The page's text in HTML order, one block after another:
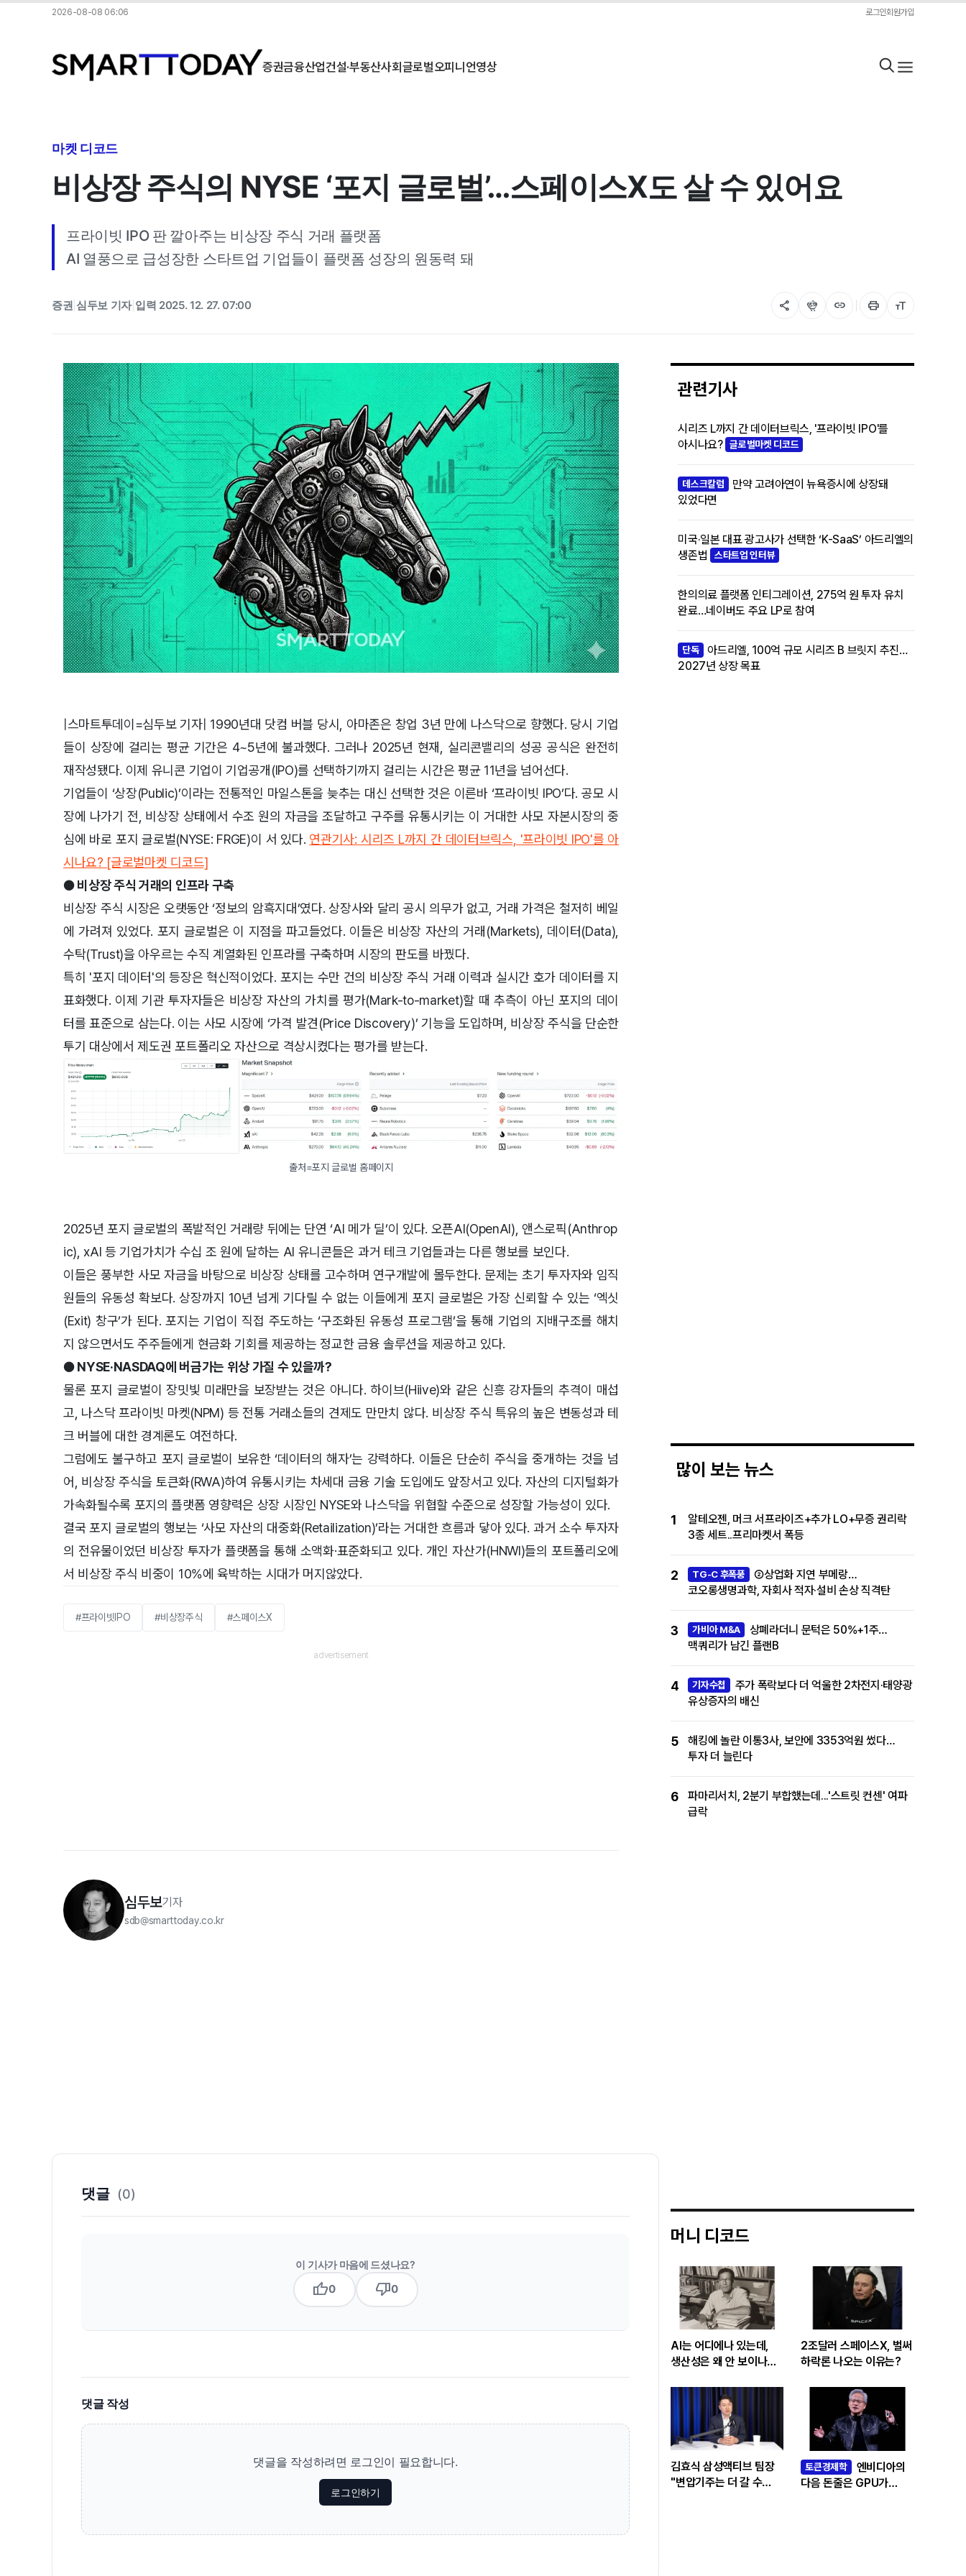
2026-08-08 06:06 로그인회원가입
증권금융산업건설·부동산사회글로벌오피니언영상
마켓 디코드
비상장 주식의 NYSE ‘포지 글로벌’…스페이스X도 살 수 있어요
프라이빗 IPO 판 깔아주는 비상장 주식 거래 플랫폼
AI 열풍으로 급성장한 스타트업 기업들이 플랫폼 성장의 원동력 돼
증권 심두보 기자| 입력 2025. 12. 27. 07:00 share flutter_dash link print format_size
|스마트투데이=심두보 기자| 1990년대 닷컴 버블 당시, 아마존은 창업 3년 만에 나스닥으로 향했다. 당시 기업
들이 상장에 걸리는 평균 기간은 4~5년에 불과했다. 그러나 2025년 현재, 실리콘밸리의 성공 공식은 완전히
재작성됐다. 이제 유니콘 기업이 기업공개(IPO)를 선택하기까지 걸리는 시간은 평균 11년을 넘어선다.
기업들이 ‘상장(Public)’이라는 전통적인 마일스톤을 늦추는 대신 선택한 것은 이른바 ‘프라이빗 IPO’다. 공모 시
장에 나가기 전, 비상장 상태에서 수조 원의 자금을 조달하고 구주를 유통시키는 이 거대한 사모 자본시장의 중
심에 바로 포지 글로벌(NYSE: FRGE)이 서 있다. 연관기사: 시리즈 L까지 간 데이터브릭스, '프라이빗 IPO'를 아
시나요? [글로벌마켓 디코드]
● 비상장 주식 거래의 인프라 구축
비상장 주식 시장은 오랫동안 ‘정보의 암흑지대’였다. 상장사와 달리 공시 의무가 없고, 거래 가격은 철저히 베일
에 가려져 있었다. 포지 글로벌은 이 지점을 파고들었다. 이들은 비상장 자산의 거래(Markets), 데이터(Data),
수탁(Trust)을 아우르는 수직 계열화된 인프라를 구축하며 시장의 판도를 바꿨다.
특히 '포지 데이터'의 등장은 혁신적이었다. 포지는 수만 건의 비상장 주식 거래 이력과 실시간 호가 데이터를 지
표화했다. 이제 기관 투자자들은 비상장 자산의 가치를 평가(Mark-to-market)할 때 추측이 아닌 포지의 데이
터를 표준으로 삼는다. 이는 사모 시장에 ‘가격 발견(Price Discovery)’ 기능을 도입하며, 비상장 주식을 단순한
투기 대상에서 제도권 포트폴리오 자산으로 격상시켰다는 평가를 받는다.
출처=포지 글로벌 홈페이지
2025년 포지 글로벌의 폭발적인 거래량 뒤에는 단연 ‘AI 메가 딜’이 있다. 오픈AI(OpenAI), 앤스로픽(Anthrop
ic), xAI 등 기업가치가 수십 조 원에 달하는 AI 유니콘들은 과거 테크 기업들과는 다른 행보를 보인다.
이들은 풍부한 사모 자금을 바탕으로 비상장 상태를 고수하며 연구개발에 몰두한다. 문제는 초기 투자자와 임직
원들의 유동성 확보다. 상장까지 10년 넘게 기다릴 수 없는 이들에게 포지 글로벌은 가장 신뢰할 수 있는 ‘엑싯
(Exit) 창구’가 된다. 포지는 기업이 직접 주도하는 ‘구조화된 유동성 프로그램’을 통해 기업의 지배구조를 해치
지 않으면서도 주주들에게 현금화 기회를 제공하는 정교한 금융 솔루션을 제공하고 있다.
● NYSE·NASDAQ에 버금가는 위상 가질 수 있을까?
물론 포지 글로벌이 장밋빛 미래만을 보장받는 것은 아니다. 하이브(Hiive)와 같은 신흥 강자들의 추격이 매섭
고, 나스닥 프라이빗 마켓(NPM) 등 전통 거래소들의 견제도 만만치 않다. 비상장 주식 특유의 높은 변동성과 테
크 버블에 대한 경계론도 여전하다.
그럼에도 불구하고 포지 글로벌이 보유한 ‘데이터의 해자’는 강력하다. 이들은 단순히 주식을 중개하는 것을 넘
어, 비상장 주식을 토큰화(RWA)하여 유통시키는 차세대 금융 기술 도입에도 앞장서고 있다. 자산의 디지털화가
가속화될수록 포지의 플랫폼 영향력은 상장 시장인 NYSE와 나스닥을 위협할 수준으로 성장할 가능성이 있다.
결국 포지 글로벌의 행보는 ‘사모 자산의 대중화(Retailization)’라는 거대한 흐름과 닿아 있다. 과거 소수 투자자
의 전유물이었던 비상장 투자가 플랫폼을 통해 소액화·표준화되고 있다. 개인 자산가(HNWI)들의 포트폴리오에
서 비상장 주식 비중이 10%에 육박하는 시대가 머지않았다.
#프라이빗IPO #비상장주식 #스페이스X
심두보기자
sdb@smarttoday.co.kr
관련기사
시리즈 L까지 간 데이터브릭스, '프라이빗 IPO'를
아시나요? 글로벌마켓 디코드
데스크칼럼
만약 고려아연이 뉴욕증시에 상장돼
있었다면
미국·일본 대표 광고사가 선택한 ‘K-SaaS’ 아드리엘의
생존법
스타트업 인터뷰
한의의료 플랫폼 인티그레이션, 275억 원 투자 유치
완료…네이버도 주요 LP로 참여
단독
아드리엘, 100억 규모 시리즈 B 브릿지 추진…
2027년 상장 목표
많이 보는 뉴스
1
알테오젠, 머크 서프라이즈+추가 LO+무증 권리락
3종 세트..프리마켓서 폭등
2 TG-C 후폭풍
②상업화 지연 부메랑…
코오롱생명과학, 자회사 적자·설비 손상 직격탄
3 가비아 M&A
상폐라더니 문턱은 50%+1주…
맥쿼리가 남긴 플랜B
4 기자수첩
주가 폭락보다 더 억울한 2차전지·태양광
유상증자의 배신
5
해킹에 놀란 이통3사, 보안에 3353억원 썼다…
투자 더 늘린다
6
파마리서치, 2분기 부합했는데...'스트릿 컨센' 여파
급락
머니 디코드
AI는 어디에나 있는데,
생산성은 왜 안 보이나…
‘솔로우 패러독스’
2조달러 스페이스X, 벌써
하락론 나오는 이유는?
김효식 삼성액티브 팀장
"변압기주는 더 갈 수
토큰경제학
엔비디아의
다음 돈줄은 GPU가
댓글 (0)
이 기사가 마음에 드셨나요?
thumb_up0 thumb_down0
댓글 작성
댓글을 작성하려면 로그인이 필요합니다.
로그인하기